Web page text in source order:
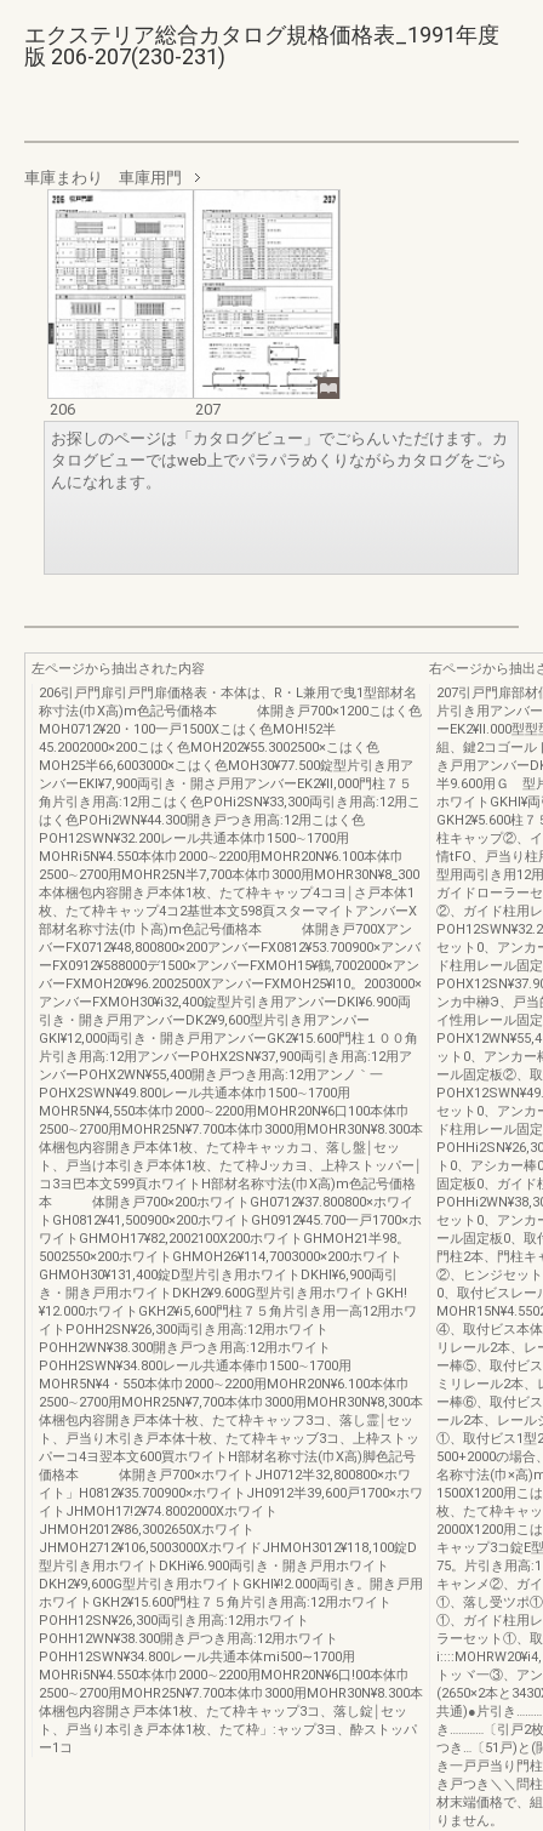
エクステリア総合カタログ規格価格表_1991年度
版 206-207(230-231)
車庫まわり 車庫用門
206
207
お探しのページは「カタログビュー」でごらんいただけます。カ
タログビューではweb上でパラパラめくりながらカタログをごら
んになれます。
左ページから抽出された内容
206引戸門扉引戸門扉価格表・本体は、R・L兼用で曳1型部材名
称寸法(巾X高)m色記号価格本 体開き戸700×1200こはく色
MOH0712¥20・100一戸1500Xこはく色MOH!52半
45.2002000×200こはく色MOH202¥55.3002500×こはく色
MOH25半66,6003000×こはく色MOH30¥77.500錠型片引き用ア
ンバーEKl¥7,900両引き・開さ戸用アンバーEK2¥ll,000門柱７５
角片引き用高:12用こはく色POHi2SN¥33,300両引き用高:12用こ
はく色POHi2WN¥44.300開き戸つき用高:12用こはく色
POH12SWN¥32.200レール共通本体巾1500∼1700用
MOHRi5N¥4.550本体巾2000∼2200用MOHR20N¥6.100本体巾
2500∼2700用MOHR25N半7,700本体巾3000用MOHR30N¥8_300
本体梱包内容開き戸本体1枚、たて枠キャップ4コヨ￨さ戸本体1
枚、たて枠キャップ4コ2基世本文598頁スターマイトアンバーX
部材名称寸法(巾卜高)m色記号価格本 体開き戸700Xアン
バーFX0712¥48,800800×200アンバーFX0812¥53.700900×アンバ
ーFX0912¥588000デ1500×アンバーFXMOH15¥鶴,7002000×アン
バーFXMOH20¥96.2002500XアンパーFXMOH25¥l10。2003000×
アンバーFXMOH30¥i32,400錠型片引き用アンパーDKl¥6.900両
引き・開き戸用アンバーDK2¥9,600型片引き用アンパー
GKl¥12,000両引き・開き戸用アンバーGK2¥15.600門柱１００角
片引き用高:12用アンバーPOHX2SN¥37,900両引き用高:12用ア
ンバーPOHX2WN¥55,400開き戸つき用高:12用アンノ｀一
POHX2SWN¥49.800レール共通本体巾1500∼1700用
MOHR5N¥4,550本体巾2000∼2200用MOHR20N¥6口100本体巾
2500∼2700用MOHR25N¥7.700本体巾3000用MOHR30N¥8.300本
体梱包内容開き戸本体1枚、たて枠キャッカコ、落し盤￨セッ
ト、戸当け本引き戸本体1枚、たて枠Jッカヨ、上枠ストッパー￨
コ3ヨ巴本文599頁ホワイトH部材名称寸法(巾X高)m色記号価格
本 体開き戸700×200ホワイトGH0712¥37.800800×ホワイ
トGH0812¥41,500900×200ホワイトGH0912¥45.700一戸1700×ホ
ワイトGHMOH17¥82,2002100X200ホワイトGHMOH21半98。
5002550×200ホワイトGHMOH26¥114,7003000×200ホワイト
GHMOH30¥131,400錠D型片引き用ホワイトDKHl¥6,900両引
き・開き戸用ホワイトDKH2¥9.600G型片引き用ホワイトGKH!
¥12.000ホワイトGKH2¥i5,600門柱７５角片引き用一高12用ホワ
イトPOHH2SN¥26,300両引き用高:12用ホワイト
POHH2WN¥38.300開き戸つき用高:12用ホワイト
POHH2SWN¥34.800レール共通本俸巾1500∼1700用
MOHR5N¥4・550本体巾2000∼2200用MOHR20N¥6.100本体巾
2500∼2700用MOHR25N¥7,700本体巾3000用MOHR30N¥8,300本
体梱包内容開き戸本体十枚、たて枠キャッフ3コ、落し霊￨セッ
ト、戸当り木引き戸本体十枚、たて枠キャッブ3コ、上枠ストッ
パーコ4ヨ翌本文600買ホワイトH部材名称寸法(巾X高)脚色記号
価格本 体開き戸700×ホワイトJH0712半32,800800×ホワ
イト」H0812¥35.700900×ホワイトJH0912半39,600戸1700×ホワ
イトJHMOH17!2¥74.8002000Xホワイト
JHMOH2012¥86,3002650Xホワイト
JHMOH2712¥106,5003000XホワイドJHMOH3012¥118,100錠D
型片引き用ホワイトDKHi¥6.900両引き・開き戸用ホワイト
DKH2¥9,600G型片引き用ホワイトGKHl¥!2.000両引き。開き戸用
ホワイトGKH2¥15.600門柱７５角片引き用高:12用ホワイト
POHH12SN¥26,300両引き用高:12用ホワイト
POHH12WN¥38.300開き戸つき用高:12用ホワイト
POHH12SWN¥34.800レール共通本体mi500∼1700用
MOHRi5N¥4.550本体巾2000∼2200用MOHR20N¥6口!00本体巾
2500∼2700用MOHR25N¥7.700本体巾3000用MOHR30N¥8.300本
体梱包内容開さ戸本体1枚、たて枠キャップ3コ、落し錠￨セッ
ト、戸当り本引き戸本体1枚、たて枠」:ャップ3ヨ、酔ストッパ
ー1コ
右ページから抽出
207引戸門扉部
片引き用アンバ
ーEK2¥ll.000型
組、鍵2コゴール
き戸用アンバー
半9.600用Ｇ 型
ホワイトGKHl¥
GKH2¥5.600柱
柱キャップ②、
情tFO、戸当り
型用両引き用12
ガイドローラー
②、ガイド柱用
セット0、アンカ
ド柱用レール固
ンカ中榊Э、戸当
イ性用レール固
ット0、アンカ
ール固定板②、
セット0、アンカ
ド柱用レール固
ト0、アシカー
固定板0、ガイ
セット0、アン
ール固定板0、取
門柱2本、門柱キ
②、ヒンジセッ
0、取付ビスレ
④、取付ビス本体
リレール2本、
ー棒⑤、取付ビ
ミリレール2本
ー棒⑥、取付ビス
ール2本、レー
①、取付ビス1型
500+2000の場合
名称寸法(巾×高
1500X1200用こ
枚、たて枠キャ
2000X1200用こ
キャップ3コ錠E
75。片引き用高
キャンメ②、ガ
①、落し受ツポ①
①、ガイド柱用
ラーセット①、
トッヾ一③、ア
(2650×2本と
共通)●片引き
き…………〔引戸2
つき…〔51戸)と(
き一戸戸当り門
き戸つき＼＼問
材末端価格で、
りません。